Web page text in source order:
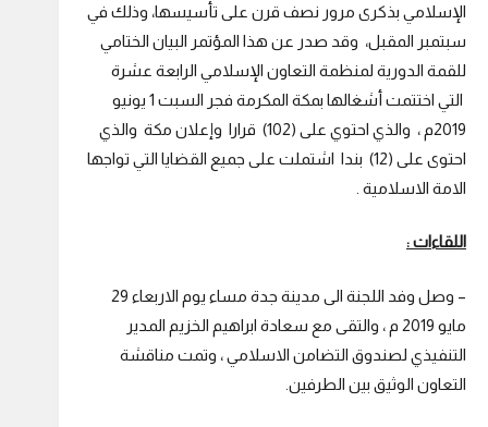
الإسلامي بذكرى مرور نصف قرن على تأسيسها، وذلك في
سبتمبر المقبل، وقد صدر عن هذا المؤتمر البيان الختامي
للقمة الدورية لمنظمة التعاون الإسلامي الرابعة عشرة
التي اختتمت أشغالها بمكة المكرمة فجر السبت 1 يونيو
2019م ، والذي احتوي على (102) قرارا وإعلان مكة والذي
احتوى على (12) بندا اشتملت على جميع القضايا التي تواجها
الامة الاسلامية .
اللقاءات :
– وصل وفد اللجنة الى مدينة جدة مساء يوم الاربعاء 29
مايو 2019 م ، والتقى مع سعادة ابراهيم الخزيم المدير
التنفيذي لصندوق التضامن الاسلامي ، وتمت مناقشة
التعاون الوثيق بين الطرفين.